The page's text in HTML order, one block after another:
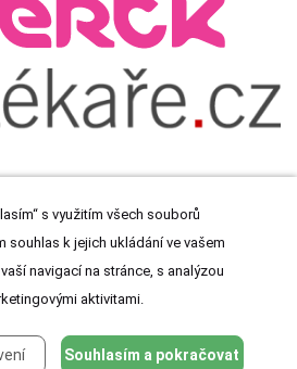
Všechna práva vyhrazena.
s využitím všech souborů
souhlas k jejich ukládání ve vašem
navigací na stránce, s analýzou
aktivitami.
Souhlasím a pokračovat